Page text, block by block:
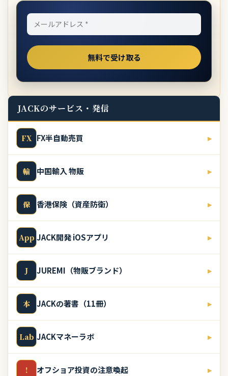
JACKのサービス・発信
FX FX半自動売買 ▸
輸 中国輸入 物販 ▸
保 香港保険（資産防衛） ▸
App JACK開発 iOSアプリ ▸
J JUREMI（物販ブランド） ▸
本 JACKの著書（11冊） ▸
Lab JACKマネーラボ ▸
! オフショア投資の注意喚起 ▸